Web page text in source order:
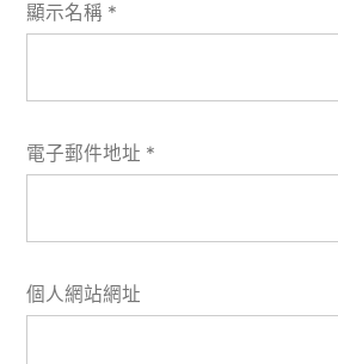
顯示名稱 *
電子郵件地址 *
個人網站網址